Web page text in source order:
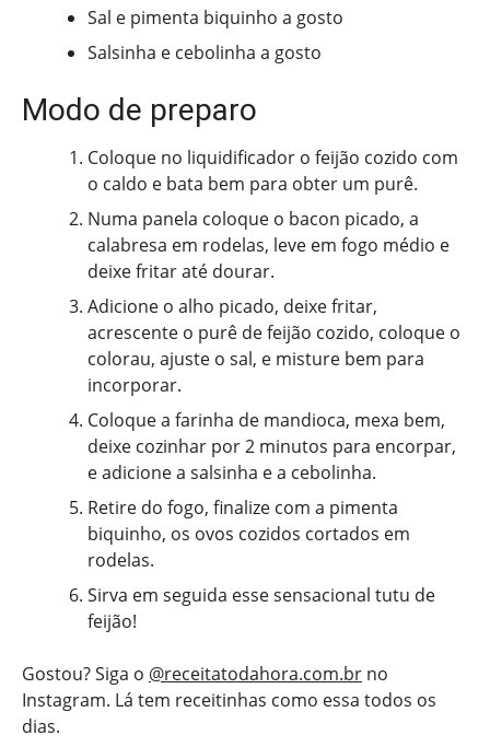
Sal e pimenta biquinho a gosto
Salsinha e cebolinha a gosto
Modo de preparo
Coloque no liquidificador o feijão cozido com
o caldo e bata bem para obter um purê.
Numa panela coloque o bacon picado, a
calabresa em rodelas, leve em fogo médio e
deixe fritar até dourar.
Adicione o alho picado, deixe fritar,
acrescente o purê de feijão cozido, coloque o
colorau, ajuste o sal, e misture bem para
incorporar.
Coloque a farinha de mandioca, mexa bem,
deixe cozinhar por 2 minutos para encorpar,
e adicione a salsinha e a cebolinha.
Retire do fogo, finalize com a pimenta
biquinho, os ovos cozidos cortados em
rodelas.
Sirva em seguida esse sensacional tutu de
feijão!
Gostou? Siga o @receitatodahora.com.br no
Instagram. Lá tem receitinhas como essa todos os
dias.